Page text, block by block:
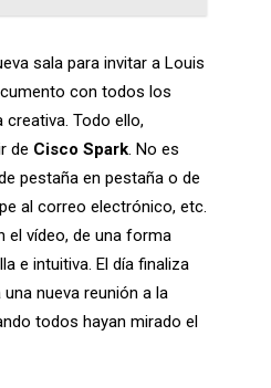
sala para invitar a Louis
con todos los
creativa. Todo ello,
de Cisco Spark. No es
pestaña en pestaña o de
al correo electrónico, etc.
el vídeo, de una forma
e intuitiva. El día finaliza
nueva reunión a la
todos hayan mirado el